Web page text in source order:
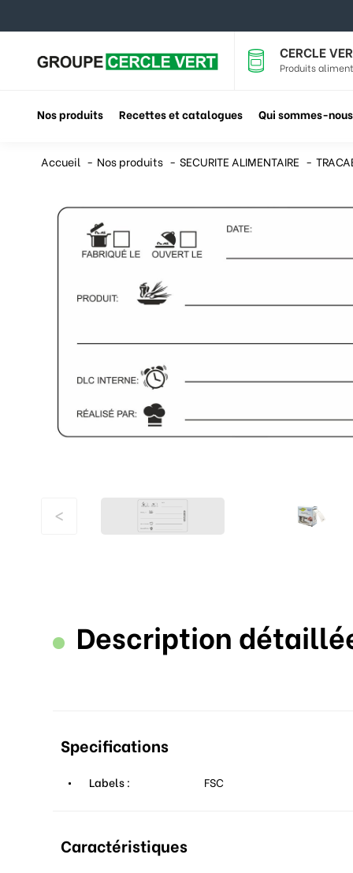
CERCLE
Produits
Nos produits Recettes et catalogues Qui sommes-
Accueil Nos produits SECURITE ALIMENTAIRE
<
Description
Specifications
Labels : FSC
Caractéristiques